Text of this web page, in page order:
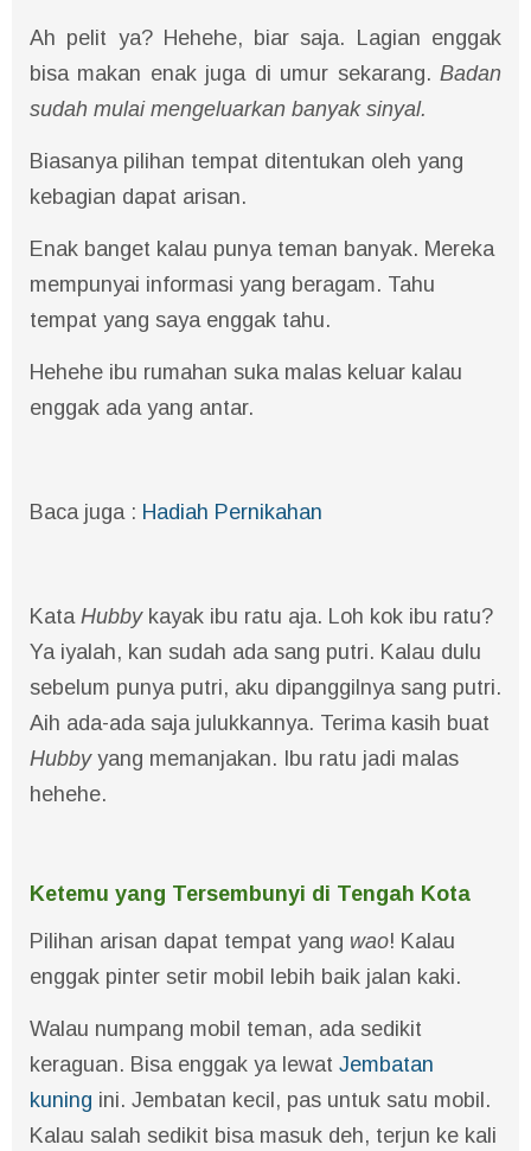
Ah pelit ya? Hehehe, biar saja. Lagian enggak
bisa makan enak juga di umur sekarang. Badan
sudah mulai mengeluarkan banyak sinyal.
Biasanya pilihan tempat ditentukan oleh yang
kebagian dapat arisan.
Enak banget kalau punya teman banyak. Mereka
mempunyai informasi yang beragam. Tahu
tempat yang saya enggak tahu.
Hehehe ibu rumahan suka malas keluar kalau
enggak ada yang antar.
Baca juga : Hadiah Pernikahan
Kata Hubbykayak ibu ratu aja. Loh kok ibu ratu?
Ya iyalah, kan sudah ada sang putri. Kalau dulu
sebelum punya putri, aku dipanggilnya sang putri.
Aih ada-ada saja julukkannya. Terima kasih buat
Hubbyyang memanjakan. Ibu ratu jadi malas
hehehe.
Ketemu yang Tersembunyi di Tengah Kota
Pilihan arisan dapat tempat yang wao! Kalau
enggak pinter setir mobil lebih baik jalan kaki.
Walau numpang mobil teman, ada sedikit
keraguan. Bisa enggak ya lewat Jembatan
kuning ini. Jembatan kecil, pas untuk satu mobil.
Kalau salah sedikit bisa masuk deh, terjun ke kali